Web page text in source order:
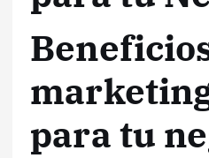
para tu